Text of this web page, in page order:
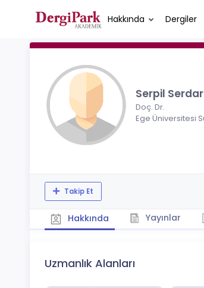
Hakkında Dergiler
Serpil Serdar
Doç. Dr.
Ege Üniversitesi
Takip Et
Hakkında Yayınlar
Uzmanlık Alanları